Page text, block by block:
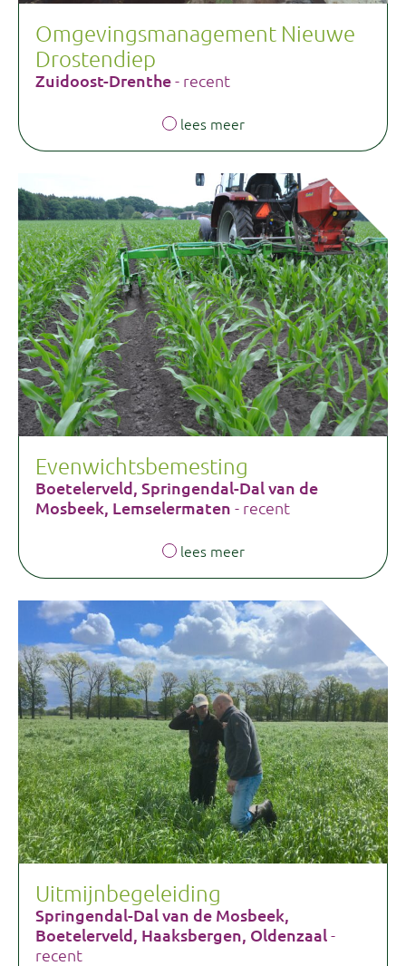
Omgevingsmanagement Nieuwe
Drostendiep
Zuidoost-Drenthe- recent
lees meer
Evenwichtsbemesting
Boetelerveld, Springendal-Dal van de
Mosbeek, Lemselermaten - recent
lees meer
Uitmijnbegeleiding
Springendal-Dal van de Mosbeek,
Boetelerveld, Haaksbergen, Oldenzaal-
recent